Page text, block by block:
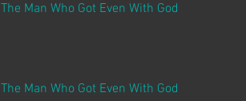
The Man Who Got Even With God
The Man Who Got Even With God